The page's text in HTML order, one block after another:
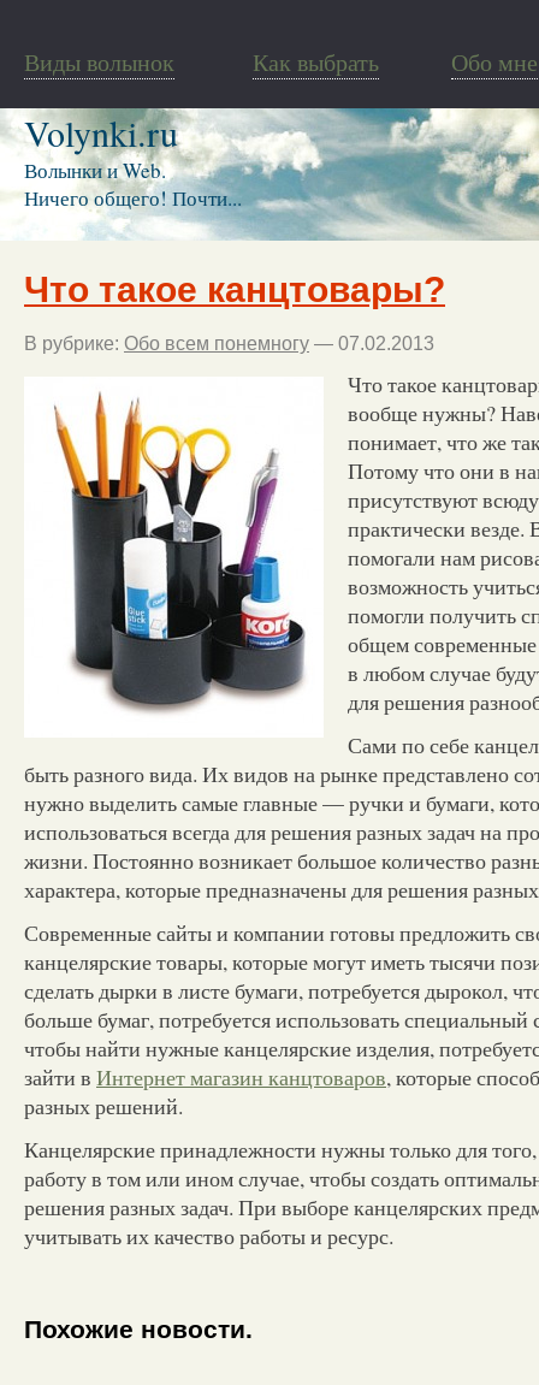
Виды волынок Как выбрать Обо мне
Volynki.ru
Волынки и Web.
Ничего общего! Почти...
Что такое канцтовары?
В рубрике: Обо всем понемногу — 07.02.2013
Что такое
вообще нужны?
понимает, что же
Потому что они в
присутствуют
практически везде.
помогали нам
возможность
помогли получить
общем
в любом случае
для решения
Сами по себе
быть разного вида. Их видов на рынке представлено
нужно выделить самые главные — ручки и бумаги,
использоваться всегда для решения разных задач на
жизни. Постоянно возникает большое количество
характера, которые предназначены для решения
Современные сайты и компании готовы предложить
канцелярские товары, которые могут иметь тысячи
сделать дырки в листе бумаги, потребуется дырокол,
больше бумаг, потребуется использовать
чтобы найти нужные канцелярские изделия,
зайти в Интернет магазин канцтоваров, которые
разных решений.
Канцелярские принадлежности нужны только для
работу в том или ином случае, чтобы создать
решения разных задач. При выборе канцелярских
учитывать их качество работы и ресурс.
Похожие новости.